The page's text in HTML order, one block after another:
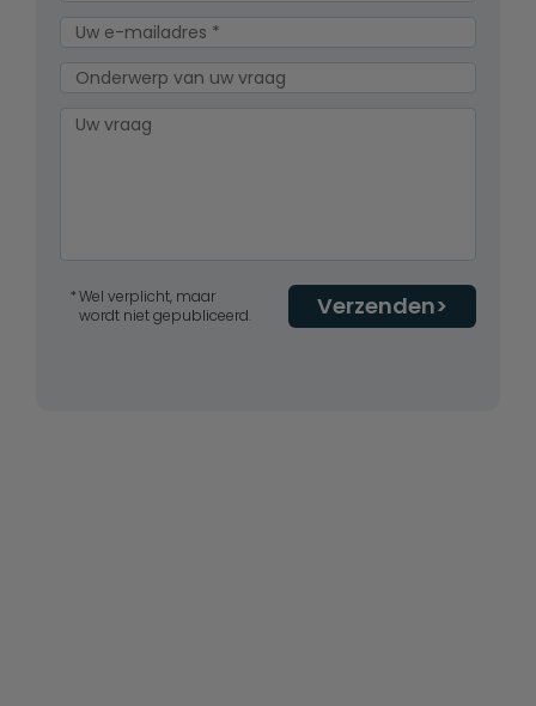
Verzenden
Wel verplicht, maar
wordt niet gepubliceerd.